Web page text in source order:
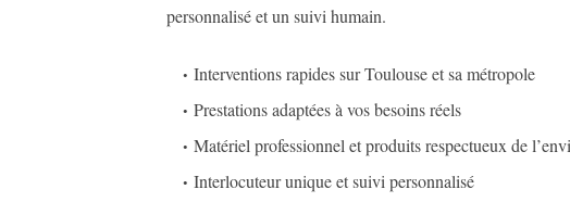
personnalisé et un suivi humain.
Interventions rapides sur Toulouse et sa métropole
Prestations adaptées à vos besoins réels
Matériel professionnel et produits respectueux de
Interlocuteur unique et suivi personnalisé